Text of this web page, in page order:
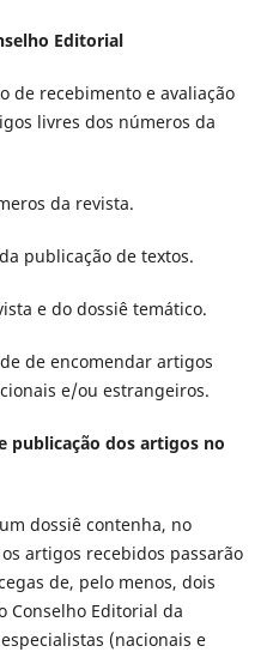
Editorial
de recebimento e avaliação
livres dos números da
da revista.
publicação de textos.
e do dossiê temático.
de encomendar artigos
e/ou estrangeiros.
publicação dos artigos no
dossiê contenha, no
artigos recebidos passarão
de, pelo menos, dois
Conselho Editorial da
(nacionais e